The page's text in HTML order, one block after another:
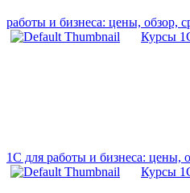
работы и бизнеса: цены, обзор,
Курсы
1С для работы и бизнеса: цены,
Курсы